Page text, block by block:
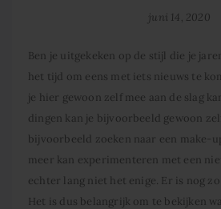
juni 14, 2020
Ben je uitgekeken op de stijl die je
het tijd om eens met iets nieuws te
je hier gewoon zelf mee aan de slag
dingen kan je bijvoorbeeld gewoon
bijvoorbeeld zoeken naar een make-
meer kan experimenteren met een
echter lang niet het enige. Er is nog
Het is dus belangrijk om te bekijken